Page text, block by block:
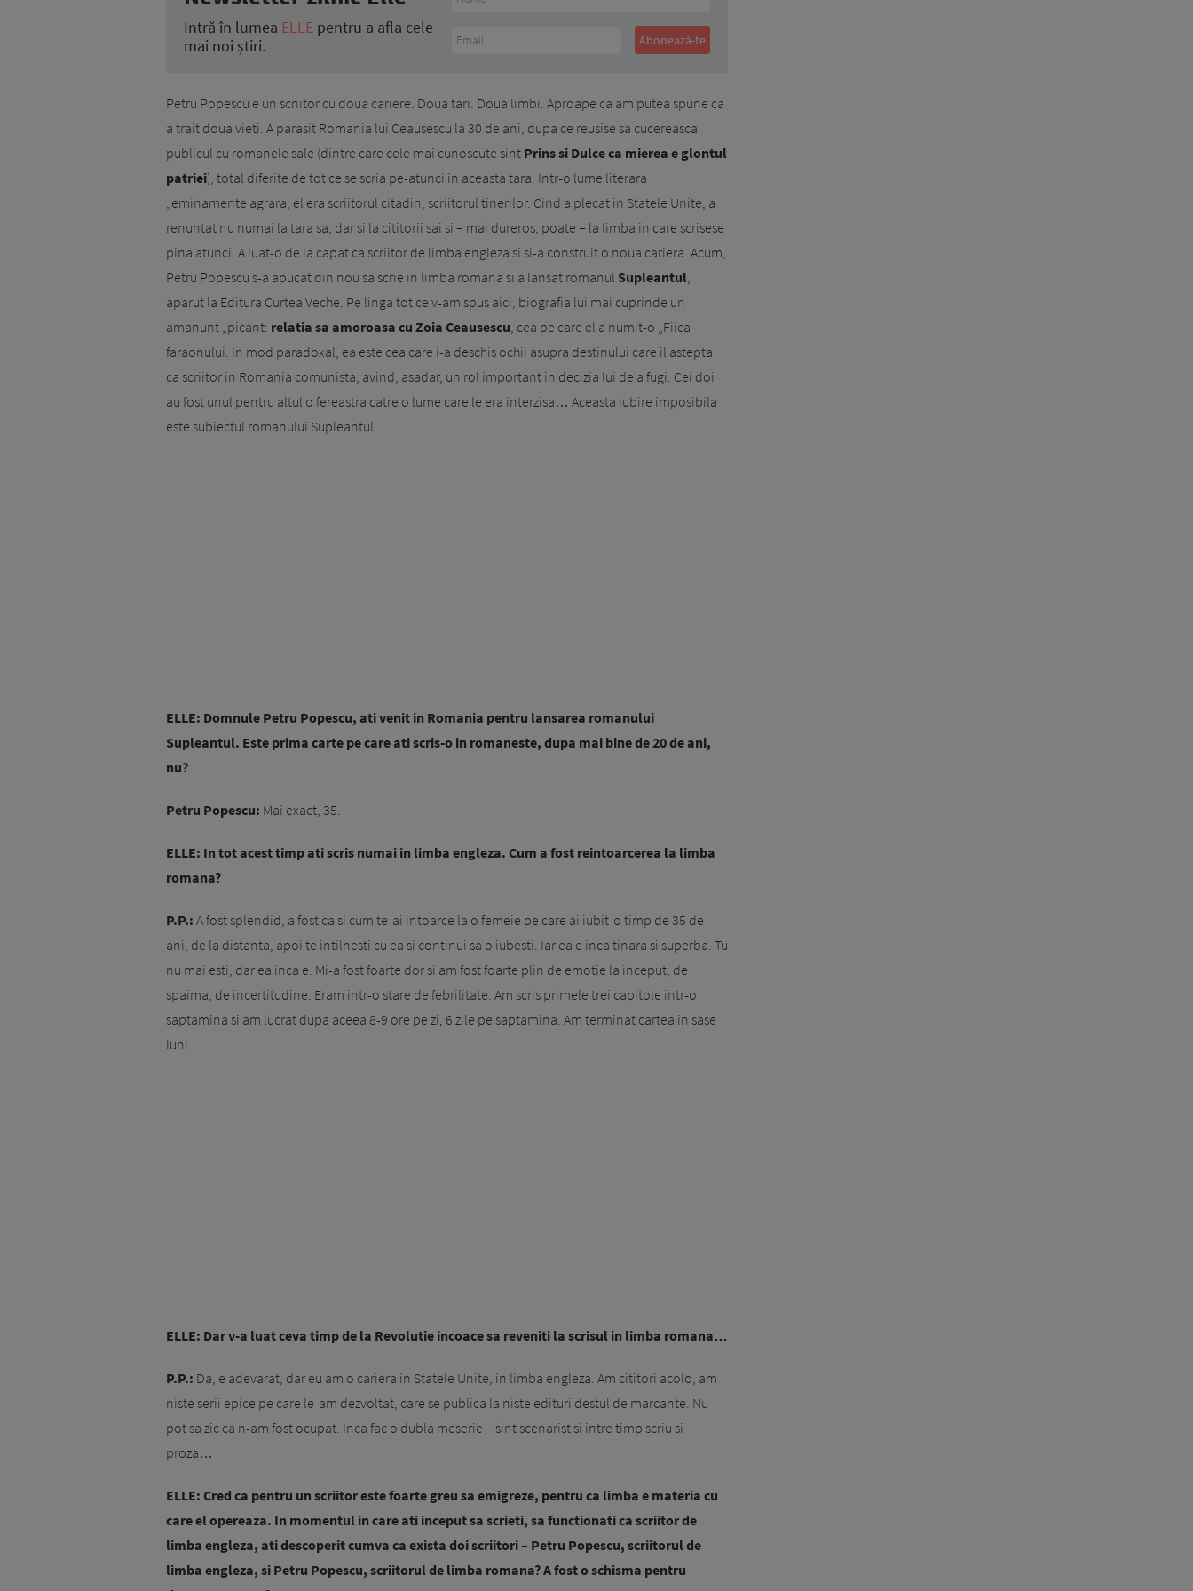
Intră în lumea ELLE pentru a afla cele
mai noi știri.
Petru Popescu e un scriitor cu doua cariere. Doua tari. Doua limbi. Aproape ca am putea spune ca
a trait doua vieti. A parasit Romania lui Ceausescu la 30 de ani, dupa ce reusise sa cucereasca
publicul cu romanele sale (dintre care cele mai cunoscute sint Prins si Dulce ca mierea e glontul
patriei), total diferite de tot ce se scria pe-atunci in aceasta tara. Intr-o lume literara
„eminamente agrara, el era scriitorul citadin, scriitorul tinerilor. Cind a plecat in Statele Unite, a
renuntat nu numai la tara sa, dar si la cititorii sai si – mai dureros, poate – la limba in care scrisese
pina atunci. A luat-o de la capat ca scriitor de limba engleza si si-a construit o noua cariera. Acum,
Petru Popescu s-a apucat din nou sa scrie in limba romana si a lansat romanul Supleantul,
aparut la Editura Curtea Veche. Pe linga tot ce v-am spus aici, biografia lui mai cuprinde un
amanunt „picant: relatia sa amoroasa cu Zoia Ceausescu, cea pe care el a numit-o „Fiica
faraonului. In mod paradoxal, ea este cea care i-a deschis ochii asupra destinului care il astepta
ca scriitor in Romania comunista, avind, asadar, un rol important in decizia lui de a fugi. Cei doi
au fost unul pentru altul o fereastra catre o lume care le era interzisa… Aceasta iubire imposibila
este subiectul romanului Supleantul.
ELLE: Domnule Petru Popescu, ati venit in Romania pentru lansarea romanului
Supleantul. Este prima carte pe care ati scris-o in romaneste, dupa mai bine de 20 de ani,
nu?
Petru Popescu: Mai exact, 35.
ELLE: In tot acest timp ati scris numai in limba engleza. Cum a fost reintoarcerea la limba
romana?
P.P.: A fost splendid, a fost ca si cum te-ai intoarce la o femeie pe care ai iubit-o timp de 35 de
ani, de la distanta, apoi te intilnesti cu ea si continui sa o iubesti. Iar ea e inca tinara si superba. Tu
nu mai esti, dar ea inca e. Mi-a fost foarte dor si am fost foarte plin de emotie la inceput, de
spaima, de incertitudine. Eram intr-o stare de febrilitate. Am scris primele trei capitole intr-o
saptamina si am lucrat dupa aceea 8-9 ore pe zi, 6 zile pe saptamina. Am terminat cartea in sase
luni.
ELLE: Dar v-a luat ceva timp de la Revolutie incoace sa reveniti la scrisul in limba romana…
P.P.: Da, e adevarat, dar eu am o cariera in Statele Unite, in limba engleza. Am cititori acolo, am
niste serii epice pe care le-am dezvoltat, care se publica la niste edituri destul de marcante. Nu
pot sa zic ca n-am fost ocupat. Inca fac o dubla meserie – sint scenarist si intre timp scriu si
proza…
ELLE: Cred ca pentru un scriitor este foarte greu sa emigreze, pentru ca limba e materia cu
care el opereaza. In momentul in care ati inceput sa scrieti, sa functionati ca scriitor de
limba engleza, ati descoperit cumva ca exista doi scriitori – Petru Popescu, scriitorul de
limba engleza, si Petru Popescu, scriitorul de limba romana? A fost o schisma pentru